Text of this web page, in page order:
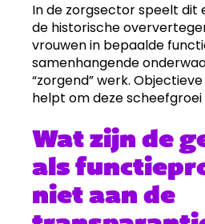
In de zorgsector speelt dit
de historische
vrouwen in bepaalde
samenhangende
“zorgend” werk.
helpt om deze
Wat zijn de
als
niet aan de